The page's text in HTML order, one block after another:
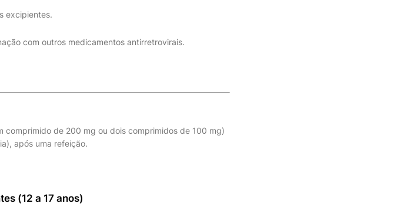
excipientes.
com outros medicamentos antirretrovirais.
comprimido de 200 mg ou dois comprimidos de 100 mg)
após uma refeição.
(12 a 17 anos)